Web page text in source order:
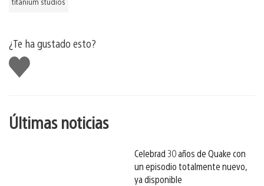
¿Te ha gustado esto?
Me
gusta
Últimas noticias
Celebrad 30 años de Quake con
un episodio totalmente nuevo,
ya disponible